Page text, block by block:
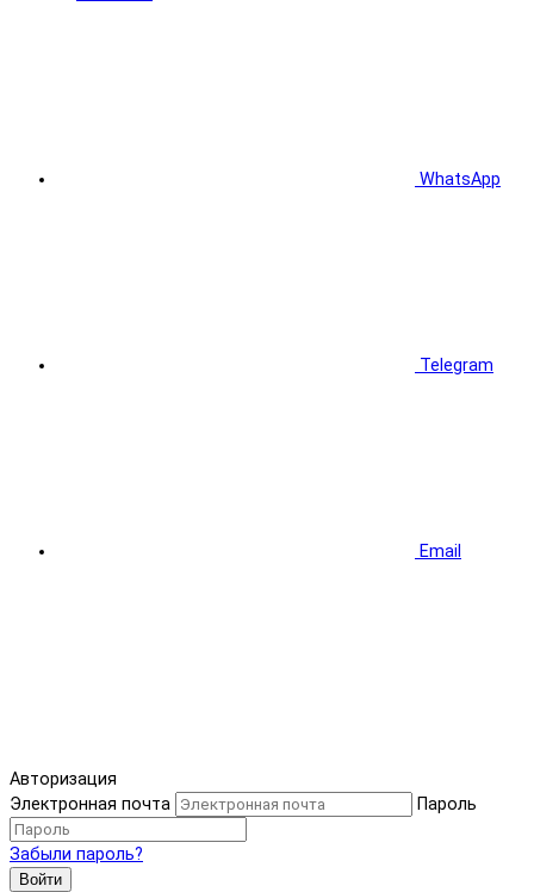
WhatsApp
Telegram
Email
Авторизация
Электронная почта
Пароль
Забыли пароль?
Войти